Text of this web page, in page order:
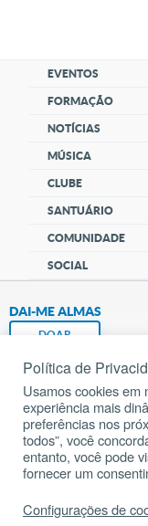
EVENTOS
FORMAÇÃO
NOTÍCIAS
MÚSICA
CLUBE
SANTUÁRIO
COMUNIDADE
SOCIAL
DAI-ME ALMAS
DOAR
Política de
Usamos cookies em
experiência mais
preferências nos
todos”, você
entanto, você pode
fornecer um
Configurações de